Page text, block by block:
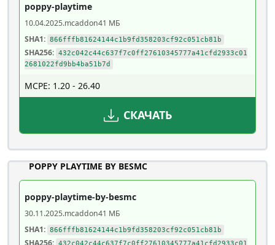
poppy-playtime
10.04.2025.mcaddon41 МБ
SHA1: 866fffb81624144c1b9fd358203cf92c051cb81b
SHA256: 432c042c44c637f7c0ff27610345777a41cfd2933c01
2681022fd9bb4ba51b7d
MCPE: 1.20 - 26.40
СКАЧАТЬ
POPPY PLAYTIME BY BESMC
poppy-playtime-by-besmc
30.11.2025.mcaddon41 МБ
SHA1: 866fffb81624144c1b9fd358203cf92c051cb81b
SHA256: